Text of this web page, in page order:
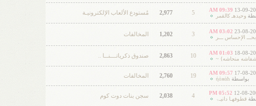
13-09-
09:39 AM
وحيدهـ كالقمر 5
2,977 مُستودع الألعاب الإلكترونيـة
23-08-
03:02 AM
بحـــ الإحساس ـــر 3
1,202 المخالفات
18-08-
01:03 AM
منحاشه} ~ 10
2,863 صندوق ذكرياتـــنــا ..
17-08-
09:57 AM
بواسطة ήόяάħ
19
2,760 المخالفات
12-08-
05:52 PM
قطوفهـا دانيـۃ 4
2,038 سجن بنات دوت كوم